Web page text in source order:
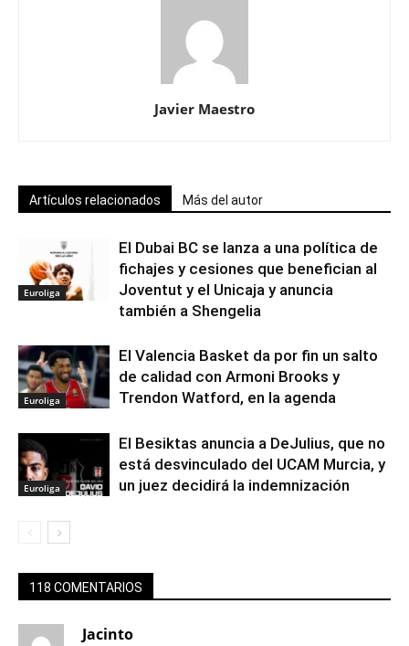
Javier Maestro
Artículos relacionados Más del autor
Euroliga
El Dubai BC se lanza a una política de
fichajes y cesiones que benefician al
Joventut y el Unicaja y anuncia
también a Shengelia
Euroliga
El Valencia Basket da por fin un salto
de calidad con Armoni Brooks y
Trendon Watford, en la agenda
Euroliga
El Besiktas anuncia a DeJulius, que no
está desvinculado del UCAM Murcia, y
un juez decidirá la indemnización
118 COMENTARIOS
Jacinto